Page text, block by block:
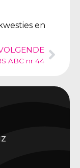
en
ABC nr 44